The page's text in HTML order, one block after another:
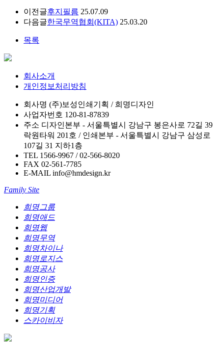
이전글후지필름 25.07.09
다음글한국무역협회(KITA) 25.03.20
목록
회사소개
개인정보처리방침
회사명 (주)보성인쇄기획 / 희명디자인
사업자번호 120-81-87839
주소 디자인본부 - 서울특별시 강남구 봉은사로 72길 39
락원타워 201호 / 인쇄본부 - 서울특별시 강남구 삼성로
107길 31 지하1층
TEL 1566-9967 / 02-566-8020
FAX 02-561-7785
E-MAIL info@hmdesign.kr
Family Site
희명그룹
희명애드
희명웹
희명무역
희명차이나
희명로지스
희명공사
희명인증
희명산업개발
희명미디어
희명기획
스카이비자